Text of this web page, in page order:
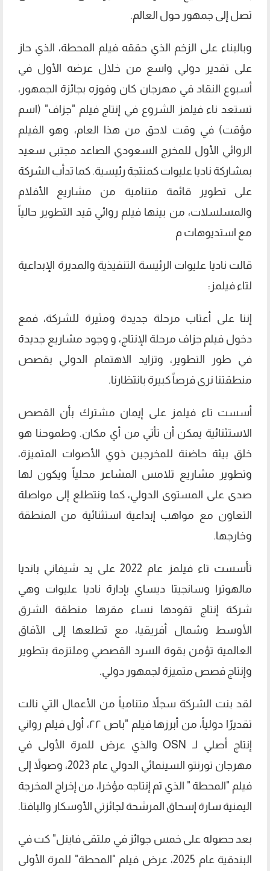
تصل إلى جمهور حول العالم.
وبالبناء على الزخم الذي حققه فيلم المحطة، الذي حاز
على تقدير دولي واسع من خلال عرضه الأول في
أسبوع النقاد في مهرجان كان وفوزه بجائزة الجمهور،
تستعد ناء فيلمز الشروع في إنتاج فيلم "جزاف" (اسم
مؤقت) في وقت لاحق من هذا العام، وهو الفيلم
الروائي الأول للمخرج السعودي الصاعد مجتبى سعيد
بمشاركة ناديا عليوات كمنتجة رئيسية. كما تدأب الشركة
على تطوير قائمة متنامية من مشاريع الأفلام
والمسلسلات، من بينها فيلم روائي قيد التطوير حالياً
مع استديوهات م
قالت ناديا عليوات الرئيسة التنفيذية والمديرة الإبداعية
لتاء فيلمز:
إننا على أعتاب مرحلة جديدة ومثيرة للشركة، فمع
دخول فيلم جزاف مرحلة الإنتاج، و وجود مشاريع جديدة
في طور التطوير، وتزايد الاهتمام الدولي بقصص
منطقتنا نرى فرصاً كبيرة بانتظارنا.
أسست تاء فيلمز على إيمان مشترك بأن القصص
الاستثنائية يمكن أن تأتي من أي مكان. وطموحنا هو
خلق بيئة حاضنة للمخرجين ذوي الأصوات المتميزة،
وتطوير مشاريع تلامس المشاعر محلياً ويكون لها
صدى على المستوى الدولي، كما ونتطلع إلى مواصلة
التعاون مع مواهب إبداعية استثنائية من المنطقة
وخارجها.
تأسست تاء فيلمز عام 2022 على يد شيفاني بانديا
مالهوترا وسانجيتا ديساي بإدارة ناديا عليوات وهي
شركة إنتاج تقودها نساء مقرها منطقة الشرق
الأوسط وشمال أفريقيا، مع تطلعها إلى الآفاق
العالمية تؤمن بقوة السرد القصصي وملتزمة بتطوير
وإنتاج قصص متميزة لجمهور دولي.
لقد بنت الشركة سجلاً متنامياً من الأعمال التي نالت
تقديرًا دولياً، من أبرزها فيلم "باص ۲۲، أول فيلم رواني
إنتاج أصلي لـ OSN والذي عرض للمرة الأولى في
مهرجان تورنتو السينمائي الدولي عام 2023، وصولاً إلى
فيلم "المحطة " الذي تم إنتاجه مؤخرا، من إخراج المخرجة
اليمنية سارة إسحاق المرشحة لجائزتي الأوسكار والبافتا.
بعد حصوله على خمس جوائز في ملتقى فاينل" كت في
البندقية عام 2025، عرض فيلم "المحطة" للمرة الأولى